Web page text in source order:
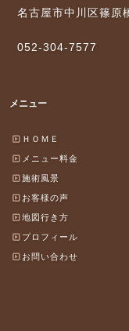
名古屋市中川区篠原
052-304-7577
メニュー
ＨＯＭＥ
メニュー料金
施術風景
お客様の声
地図行き方
プロフィール
お問い合わせ